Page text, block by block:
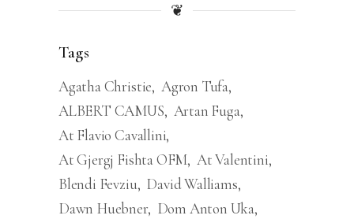
❦
Tags
Agatha Christie Agron Tufa
ALBERT CAMUS Artan Fuga
At Flavio Cavallini
At Gjergj Fishta OFM At Valentini
Blendi Fevziu David Walliams
Dawn Huebner Dom Anton Uka